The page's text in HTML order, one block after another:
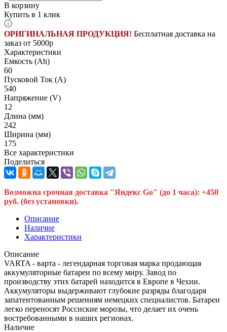
В корзину
Купить в 1 клик
ОРИГИНАЛЬНАЯ ПРОДУКЦИЯ! Бесплатная доставка на
заказ от 5000р
Характеристики
Емкость (Ah)
60
Пусковой Ток (A)
540
Напряжение (V)
12
Длина (мм)
242
Ширина (мм)
175
Все характеристики
Поделиться
Возможна срочная доставка "Яндекс Go" (до 1 часа): +450
руб. (без установки).
Описание
Наличие
Характеристики
Описание
VARTA - варта - легендарная торговая марка продающая
аккумуляторные батареи по всему миру. Завод по
производству этих батарей находится в Европе в Чехии.
Аккумуляторы выдерживают глубокие разряды благодаря
запатентованным решениям немецких специалистов. Батареи
легко переносят Россиские морозы, что делает их очень
востребованными в наших регионах.
Наличие